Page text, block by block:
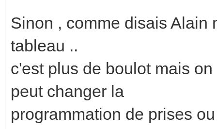
Sinon , comme disais Alain
tableau ..
c'est plus de boulot mais
peut changer la
programmation de prises